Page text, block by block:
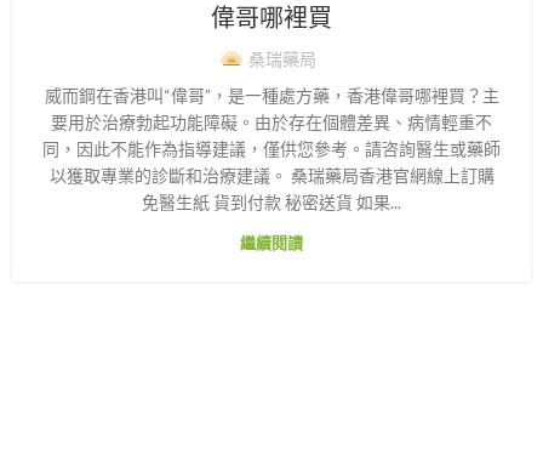
偉哥哪裡買
桑瑞藥局
威而鋼在香港叫“偉哥”，是一種處方藥，香港偉哥哪裡買？主
要用於治療勃起功能障礙。由於存在個體差異、病情輕重不
同，因此不能作為指導建議，僅供您參考。請咨詢醫生或藥師
以獲取專業的診斷和治療建議。 桑瑞藥局香港官網線上訂購
免醫生紙 貨到付款 秘密送貨 如果...
繼續閱讀